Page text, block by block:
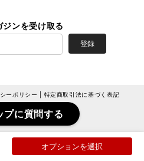
ジンを受け取る
登録
ーポリシー 特定商取引法に基づく表記
オプションを選択
プに質問する